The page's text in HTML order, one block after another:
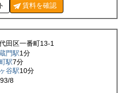
賃料を確認
田区一番町13-1
門駅1分
駅7分
谷駅10分
8